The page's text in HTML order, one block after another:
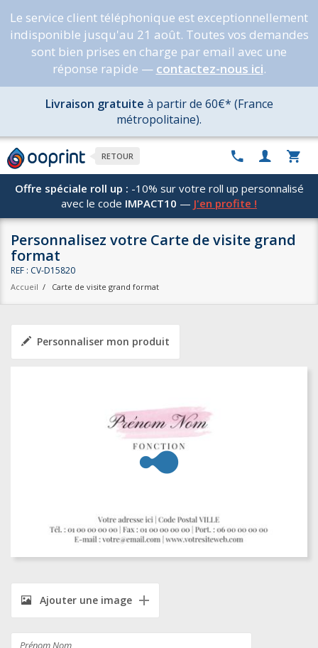
Le service client téléphonique est exceptionnellement
indisponible jusqu'au 21 août. Toutes vos demandes
sont bien prises en charge par email avec une
réponse rapide — contactez-nous ici.
Livraison gratuite à partir de 60€* (France
métropolitaine).
RETOUR
Offre spéciale roll up : -10% sur votre roll up personnalisé
avec le code IMPACT10 — J'en profite !
Personnalisez votre Carte de visite grand
format
REF : CV-D15820
Accueil / Carte de visite grand format
Personnaliser mon produit
Ajouter une image